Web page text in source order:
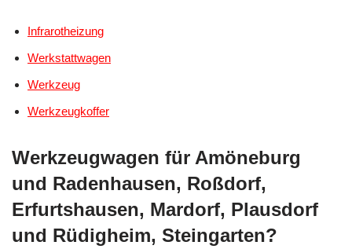
Infrarotheizung
Werkstattwagen
Werkzeug
Werkzeugkoffer
Werkzeugwagen für Amöneburg
und Radenhausen, Roßdorf,
Erfurtshausen, Mardorf, Plausdorf
und Rüdigheim, Steingarten?